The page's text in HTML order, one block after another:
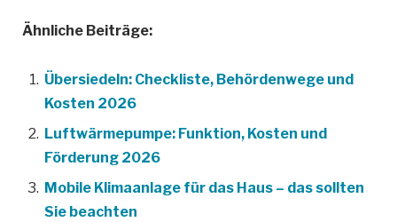
Ähnliche Beiträge:
Übersiedeln: Checkliste, Behördenwege und
Kosten 2026
Luftwärmepumpe: Funktion, Kosten und
Förderung 2026
Mobile Klimaanlage für das Haus – das sollten
Sie beachten